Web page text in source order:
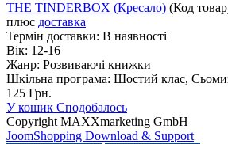
THE TINDERBOX (Кресало) (Код
плюс доставка
Термін доставки: В наявності
Вік: 12-16
Жанр: Розвиваючі книжки
Шкільна програма: Шостий клас,
125 Грн.
У кошик Сподобалось
Copyright MAXXmarketing GmbH
JoomShopping Download & Support